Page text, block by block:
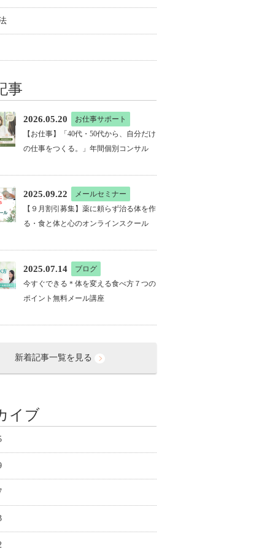
事
2026.05.20
お仕事サポート
【お仕事】「40代・50代から、自分だけ
の仕事をつくる。」年間個別コンサル
2025.09.22
メールセミナー
【９月割引募集】薬に頼らず治る体を作
る・食と体と心のオンラインスクール
2025.07.14
ブログ
今すぐできる＊体を変える食べ方７つの
ポイント無料メール講座
新着記事一覧を見る
イブ